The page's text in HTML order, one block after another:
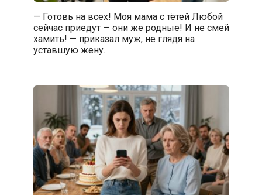
— Готовь на всех! Моя мама с тётей Любой
сейчас приедут — они же родные! И не смей
хамить! — приказал муж, не глядя на
уставшую жену.